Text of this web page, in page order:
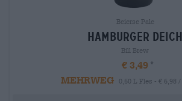
Beierse Pale
hamburger deich
Bill Brew
€ 3,49
MEHRWEG
0,50 L Fles - € 6,98 /